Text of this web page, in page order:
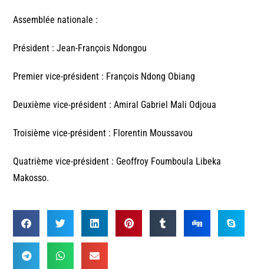
Assemblée nationale :
Président : Jean-François Ndongou
Premier vice-président : François Ndong Obiang
Deuxième vice-président : Amiral Gabriel Mali Odjoua
Troisième vice-président : Florentin Moussavou
Quatrième vice-président : Geoffroy Foumboula Libeka
Makosso.